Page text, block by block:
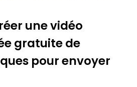
une vidéo
gratuite de
pour envoyer